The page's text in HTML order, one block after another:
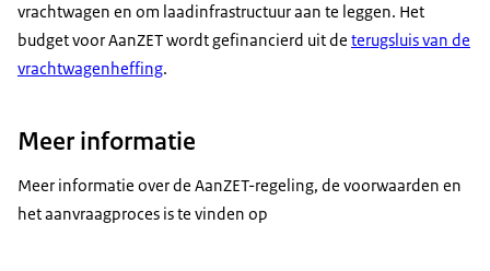
vrachtwagen en om laadinfrastructuur aan te leggen. Het
budget voor AanZET wordt gefinancierd uit de terugsluis van de
vrachtwagenheffing.
Meer informatie
Meer informatie over de AanZET-regeling, de voorwaarden en
het aanvraagproces is te vinden op